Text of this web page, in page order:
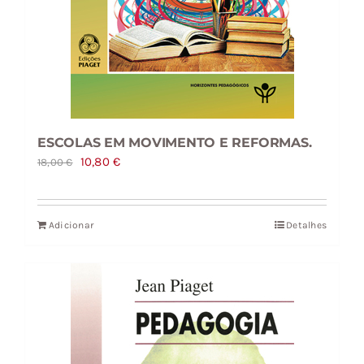
ESCOLAS EM MOVIMENTO E REFORMAS.
18,00€
O
original
era:
10,80€O
atual
Adicionar Detalhes